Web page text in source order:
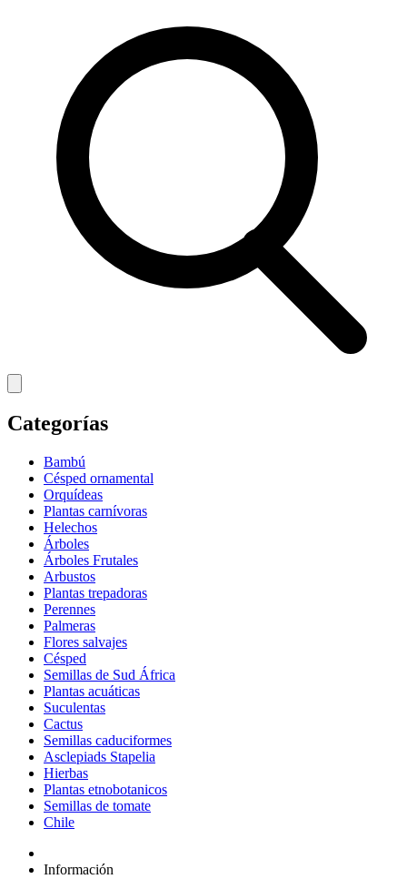
Categorías
Bambú
Césped ornamental
Orquídeas
Plantas carnívoras
Helechos
Árboles
Árboles Frutales
Arbustos
Plantas trepadoras
Perennes
Palmeras
Flores salvajes
Césped
Semillas de Sud África
Plantas acuáticas
Suculentas
Cactus
Semillas caduciformes
Asclepiads Stapelia
Hierbas
Plantas etnobotanicos
Semillas de tomate
Chile
Información